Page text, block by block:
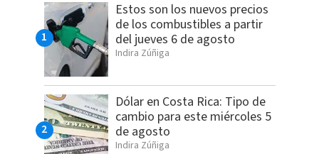
Estos son los nuevos precios
de los combustibles a partir
del jueves 6 de agosto
Indira Zúñiga
Dólar en Costa Rica: Tipo de
cambio para este miércoles 5
de agosto
Indira Zúñiga